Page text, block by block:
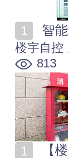
智
楼宇自控
813